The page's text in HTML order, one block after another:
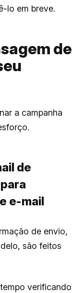
lo em breve.
de
a campanha
de
e-mail
de envio,
são feitos
verificando